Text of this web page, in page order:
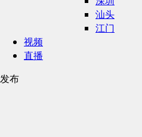
汕头
江门
视频
直播
发布